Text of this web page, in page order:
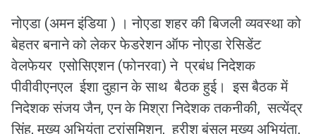
नोएडा (अमन इंडिया ) । नोएडा शहर की बिजली व्यवस्था को
बेहतर बनाने को लेकर फेडरेशन ऑफ नोएडा रेसिडेंट
वेलफेयर एसोसिएशन (फोनरवा) ने प्रबंध निदेशक
पीवीवीएनएल ईशा दुहान के साथ बैठक हुई। इस बैठक में
निदेशक संजय जैन, एन के मिश्रा निदेशक तकनीकी, सत्येंद्र
सिंह, मुख्य अभियंता ट्रांसमिशन, हरीश बंसल मुख्य अभियंता,